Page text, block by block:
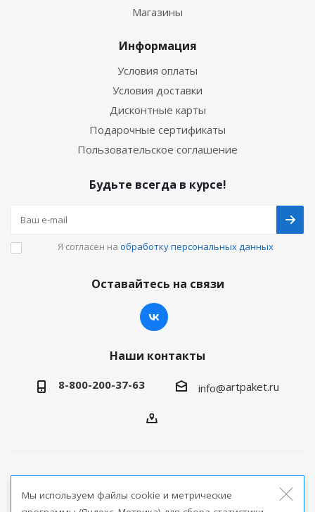
Магазины
Информация
Условия оплаты
Условия доставки
Дисконтные карты
Подарочные сертификаты
Пользовательское соглашение
Будьте всегда в курсе!
Я согласен на обработку персональных данных
Оставайтесь на связи
Наши контакты
8-800-200-37-63 info@artpaket.ru
продукции
Мы используем файлы cookie и метрические